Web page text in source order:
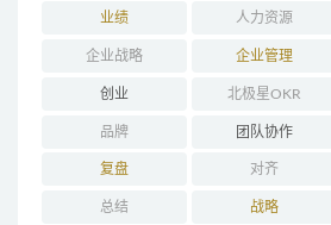
业绩 人力资源
企业战略 企业管理
创业 北极星OKR
品牌 团队协作
复盘 对齐
总结 战略